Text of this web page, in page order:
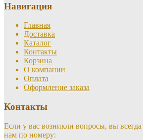
Навигация
Главная
Доставка
Каталог
Контакты
Корзина
О компании
Оплата
Оформление заказа
Контакты
Если у вас возникли вопросы, вы
нам по номеру: